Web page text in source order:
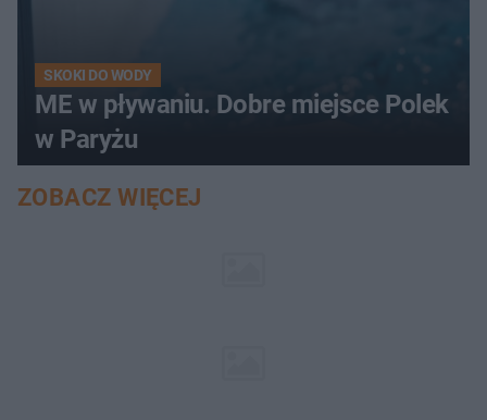
SKOKI DO WODY
ME w pływaniu. Dobre miejsce Polek
w Paryżu
ZOBACZ WIĘCEJ